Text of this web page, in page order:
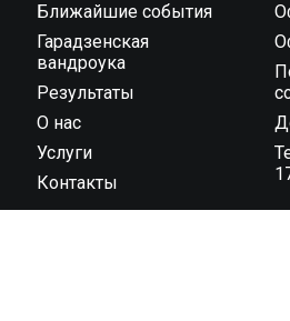
Ближайшие события
Гарадзенская
вандроука
Результаты
О нас
Услуги
Контакты